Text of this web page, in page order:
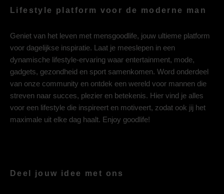
Lifestyle platform voor de moderne man
Geniet van het leven met mensgoodlife, jouw ultieme platform
voor dagelijkse inspiratie. Laat je meeslepen in een
dynamische lifestyle-ervaring waar entertainment, mode,
gadgets, gezondheid en sport samenkomen. Word onderdeel
van onze community en ontdek een wereld voor mannen die
streven naar succes, plezier en betekenis. Hier vind je alles
voor een lifestyle die inspireert en motiveert, zodat ook jij het
maximale uit elke dag haalt. Enjoy goodlife!
Deel jouw idee met ons